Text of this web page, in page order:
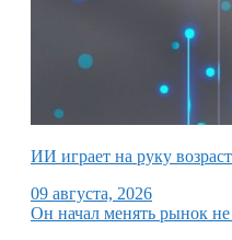
ИИ играет на руку
09 августа, 2026
Он начал менять рынок